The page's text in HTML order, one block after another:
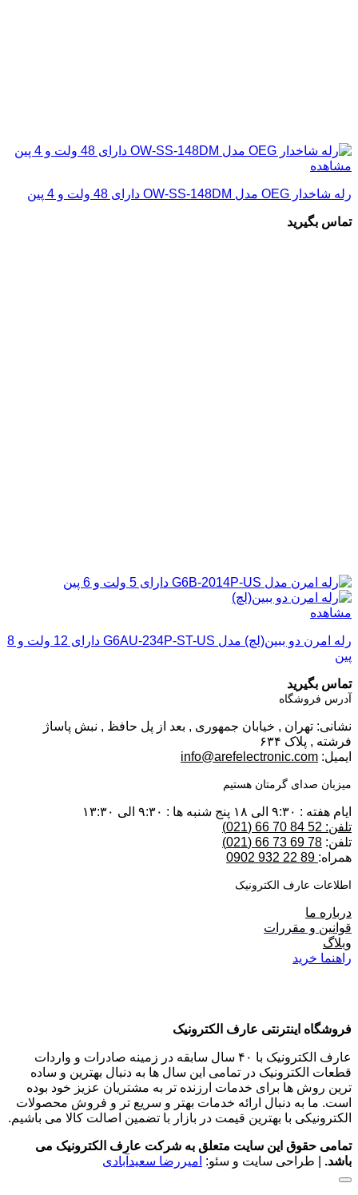
مشاهده
رله شاخدار OEG مدل OW-SS-148DM دارای 48 ولت و 4 پین
تماس بگیرید
مشاهده
رله امرن دو ببین(لچ) مدل G6AU-234P-ST-US دارای 12 ولت و 8
پین
تماس بگیرید
آدرس فروشگاه
نشانی: تهران , خیابان جمهوری , بعد از پل حافظ , نبش پاساژ
فرشته , پلاک ۶۳۴
ایمیل: info@arefelectronic.com
میزبان صدای گرمتان هستیم
ایام هفته : ۹:۳۰ الی ۱۸ پنج شنبه ها : ۹:۳۰ الی ۱۳:۳۰
تلفن: 52 84 70 66 (021)
تلفن: 78 69 73 66 (021)
همراه:
اطلاعات عارف الکترونیک
درباره ما
قوانین و مقررات
وبلاگ
راهنما خرید
فروشگاه اینترنتی عارف الکترونیک
عارف الکترونیک با ۴۰ سال سابقه در زمینه صادرات و واردات
قطعات الکترونیک در تمامی این سال ها به دنبال بهترین و ساده
ترین روش ها برای خدمات ارزنده تر به مشتریان عزیز خود بوده
است. ما به دنبال ارائه خدمات بهتر و سریع تر و فروش محصولات
الکترونیکی با بهترین قیمت در بازار با تضمین اصالت کالا می باشیم.
تمامی حقوق این سایت متعلق به شرکت عارف الکترونیک می
باشد. | طراحی سایت و سئو: امیررضا سعیدآبادی